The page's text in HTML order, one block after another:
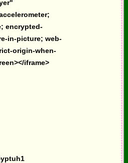
encrypted-
in-picture; web-
origin-when-
iframe>